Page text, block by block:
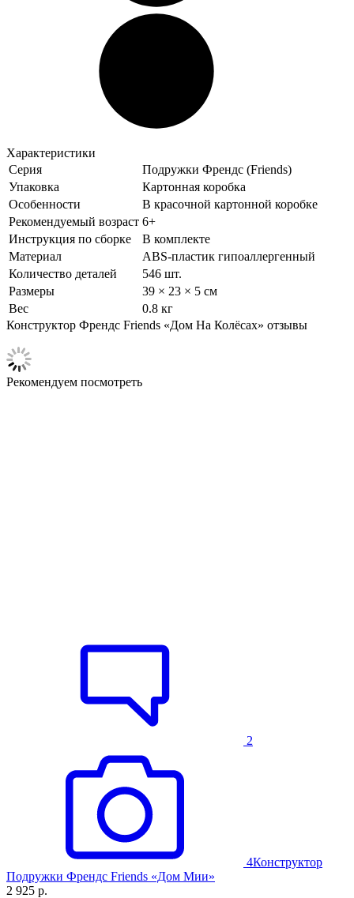
Характеристики
Серия
Подружки Френдс (Friends)
Упаковка
Картонная коробка
Особенности
В красочной картонной коробке
Рекомендуемый возраст 6+
Инструкция по сборке
В комплекте
Материал
ABS-пластик гипоаллергенный
Количество деталей
546 шт.
Размеры
39 × 23 × 5 см
Вес
0.8 кг
Конструктор Френдс Friends «Дом На Колёсах» отзывы
Рекомендуем посмотреть
2
4Конструктор
Подружки Френдс Friends «Дом Мии»
2 925 р.